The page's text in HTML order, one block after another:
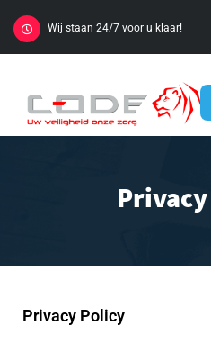
Wij staan 24/7 voor u klaar!
Privacy Policy